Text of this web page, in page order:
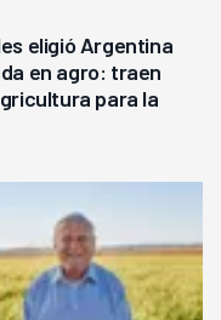
eligió Argentina
en agro: traen
para la